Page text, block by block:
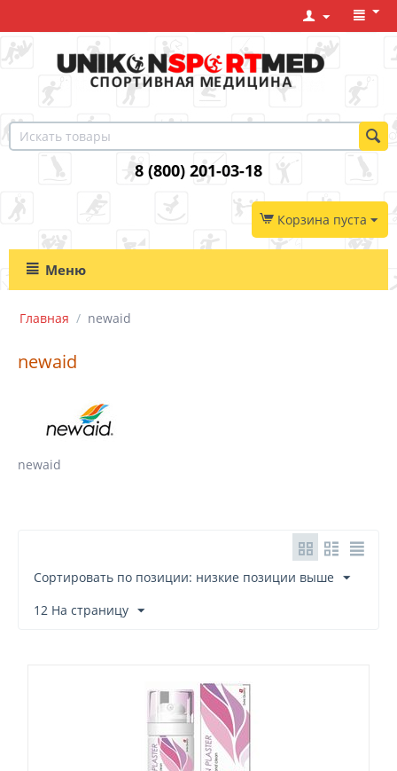
8 (800) 201-03-18
Корзина пуста
Меню
Главная / newaid
newaid
newaid
Сортировать по позиции: низкие позиции выше
12 На страницу